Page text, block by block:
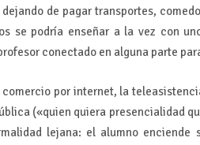
de pagar transportes,
se podría enseñar a la vez con
conectado en alguna parte
por internet, la
(«quien quiera presencialidad
lejana: el alumno